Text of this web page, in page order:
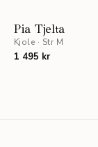
Pia Tjelta
Kjole · Str M
1 495 kr